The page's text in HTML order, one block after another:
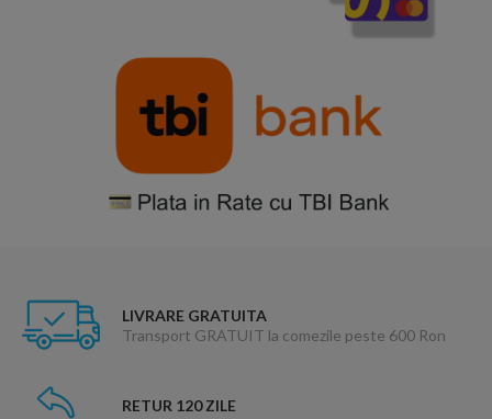
LIVRARE GRATUITA
Transport GRATUIT la comezile peste 600 Ron
RETUR 120 ZILE